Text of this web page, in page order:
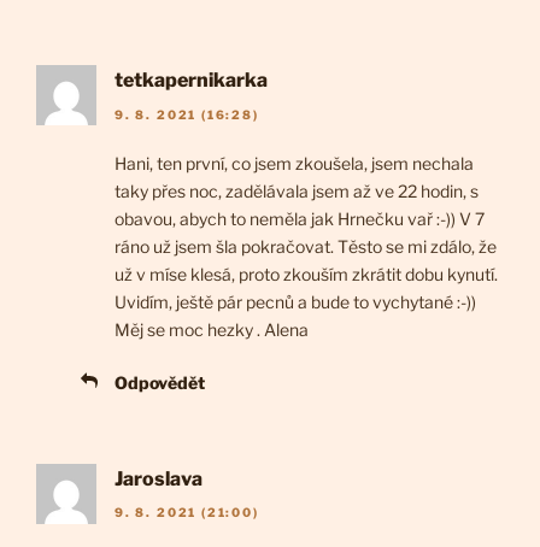
tetkapernikarka
9. 8. 2021 (16:28)
Hani, ten první, co jsem zkoušela, jsem nechala
taky přes noc, zadělávala jsem až ve 22 hodin, s
obavou, abych to neměla jak Hrnečku vař :-)) V 7
ráno už jsem šla pokračovat. Těsto se mi zdálo, že
už v míse klesá, proto zkouším zkrátit dobu kynutí.
Uvidím, ještě pár pecnů a bude to vychytané :-))
Měj se moc hezky . Alena
Odpovědět
Jaroslava
9. 8. 2021 (21:00)